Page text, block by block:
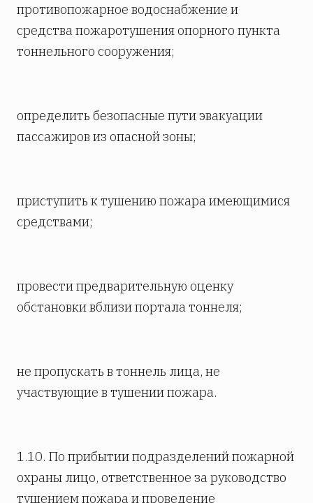
противопожарное водоснабжение и
средства пожаротушения опорного пункта
тоннельного сооружения;
определить безопасные пути эвакуации
пассажиров из опасной зоны;
приступить к тушению пожара имеющимися
средствами;
провести предварительную оценку
обстановки вблизи портала тоннеля;
не пропускать в тоннель лица, не
участвующие в тушении пожара.
1.10. По прибытии подразделений пожарной
охраны лицо, ответственное за руководство
тушением пожара и проведение